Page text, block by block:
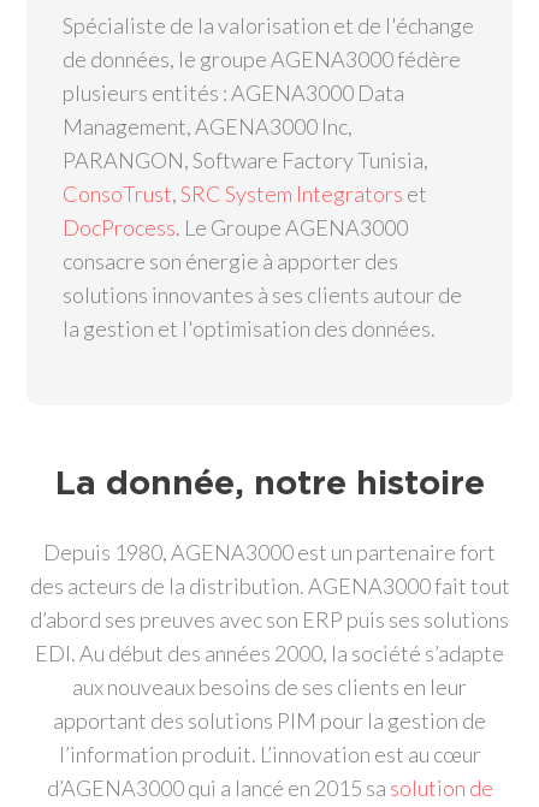
Spécialiste de la valorisation et de l'échange
de données, le groupe AGENA3000 fédère
plusieurs entités : AGENA3000 Data
Management, AGENA3000 Inc,
PARANGON, Software Factory Tunisia,
ConsoTrust,SRC System Integrators et
DocProcess. Le Groupe AGENA3000
consacre son énergie à apporter des
solutions innovantes à ses clients autour de
la gestion et l'optimisation des données.
La donnée, notre histoire
Depuis 1980, AGENA3000 est un partenaire fort
des acteurs de la distribution. AGENA3000 fait tout
d’abord ses preuves avec son ERP puis ses solutions
EDI. Au début des années 2000, la société s’adapte
aux nouveaux besoins de ses clients en leur
apportant des solutions PIM pour la gestion de
l’information produit. L’innovation est au cœur
d’AGENA3000 qui a lancé en 2015 sa solution de